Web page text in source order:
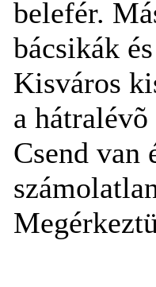
belefér.
bácsikák
Kisváros
a
Csend van